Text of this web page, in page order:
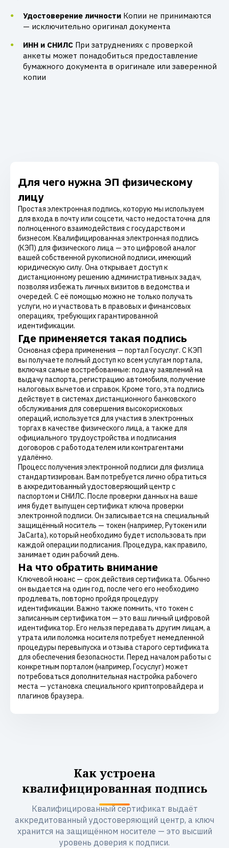
Удостоверение личности Копии не принимаются
— исключительно оригинал документа
ИНН и СНИЛС При затруднениях с проверкой
анкеты может понадобиться предоставление
бумажного документа в оригинале или заверенной
копии
Для чего нужна ЭП физическому
лицу
Простая электронная подпись, которую мы используем
для входа в почту или соцсети, часто недостаточна для
полноценного взаимодействия с государством и
бизнесом. Квалифицированная электронная подпись
(КЭП) для физического лица — это цифровой аналог
вашей собственной рукописной подписи, имеющий
юридическую силу. Она открывает доступ к
дистанционному решению административных задач,
позволяя избежать личных визитов в ведомства и
очередей. С её помощью можно не только получать
услуги, но и участвовать в правовых и финансовых
операциях, требующих гарантированной
идентификации.
Где применяется такая подпись
Основная сфера применения — портал Госуслуг. С КЭП
вы получаете полный доступ ко всем услугам портала,
включая самые востребованные: подачу заявлений на
выдачу паспорта, регистрацию автомобиля, получение
налоговых вычетов и справок. Кроме того, эта подпись
действует в системах дистанционного банковского
обслуживания для совершения высокорисковых
операций, используется для участия в электронных
торгах в качестве физического лица, а также для
официального трудоустройства и подписания
договоров с работодателем или контрагентами
удалённо.
Процесс получения электронной подписи для физлица
стандартизирован. Вам потребуется лично обратиться
в аккредитованный удостоверяющий центр с
паспортом и СНИЛС. После проверки данных на ваше
имя будет выпущен сертификат ключа проверки
электронной подписи. Он записывается на специальный
защищённый носитель — токен (например, Рутокен или
JaCarta), который необходимо будет использовать при
каждой операции подписания. Процедура, как правило,
занимает один рабочий день.
На что обратить внимание
Ключевой нюанс — срок действия сертификата. Обычно
он выдается на один год, после чего его необходимо
продлевать, повторно пройдя процедуру
идентификации. Важно также помнить, что токен с
записанным сертификатом — это ваш личный цифровой
идентификатор. Его нельзя передавать другим лицам, а
утрата или поломка носителя потребует немедленной
процедуры перевыпуска и отзыва старого сертификата
для обеспечения безопасности. Перед началом работы с
конкретным порталом (например, Госуслуг) может
потребоваться дополнительная настройка рабочего
места — установка специального криптопровайдера и
плагинов браузера.
Как устроена
квалифицированная подпись
Квалифицированный сертификат выдаёт
аккредитованный удостоверяющий центр, а ключ
хранится на защищённом носителе — это высший
уровень доверия к подписи.